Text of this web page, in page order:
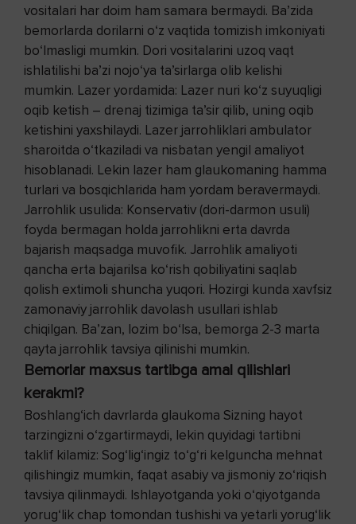
vositalari har doim ham samara bermaydi. Ba’zida
bemorlarda dorilarni o‘z vaqtida tomizish imkoniyati
bo‘lmasligi mumkin. Dori vositalarini uzoq vaqt
ishlatilishi ba’zi nojo‘ya ta’sirlarga olib kelishi
mumkin. Lazer yordamida: Lazer nuri ko‘z suyuqligi
oqib ketish – drenaj tizimiga ta’sir qilib, uning oqib
ketishini yaxshilaydi. Lazer jarrohliklari ambulator
sharoitda o‘tkaziladi va nisbatan yengil amaliyot
hisoblanadi. Lekin lazer ham glaukomaning hamma
turlari va bosqichlarida ham yordam beravermaydi.
Jarrohlik usulida: Konservativ (dori-darmon usuli)
foyda bermagan holda jarrohlikni erta davrda
bajarish maqsadga muvofik. Jarrohlik amaliyoti
qancha erta bajarilsa ko‘rish qobiliyatini saqlab
qolish extimoli shuncha yuqori. Hozirgi kunda xavfsiz
zamonaviy jarrohlik davolash usullari ishlab
chiqilgan. Ba’zan, lozim bo‘lsa, bemorga 2-3 marta
qayta jarrohlik tavsiya qilinishi mumkin.
Bemorlar maxsus tartibga amal qilishlari
kerakmi?
Boshlang‘ich davrlarda glaukoma Sizning hayot
tarzingizni o‘zgartirmaydi, lekin quyidagi tartibni
taklif kilamiz: Sog‘lig‘ingiz to‘g‘ri kelguncha mehnat
qilishingiz mumkin, faqat asabiy va jismoniy zo‘riqish
tavsiya qilinmaydi. Ishlayotganda yoki o‘qiyotganda
yorug‘lik chap tomondan tushishi va yetarli yorug‘lik